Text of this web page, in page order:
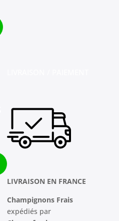
LIVRAISON EN FRANCE
Champignons Frais
expédiés par